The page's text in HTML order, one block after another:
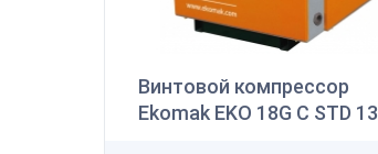
Винтовой компрессор
Ekomak EKO 18G C STD 13